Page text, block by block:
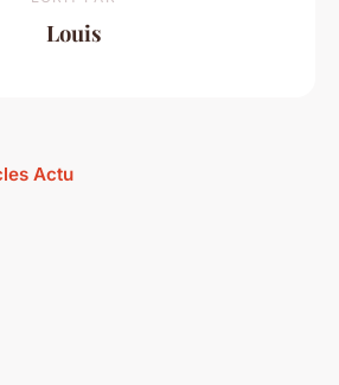
Louis
Actu